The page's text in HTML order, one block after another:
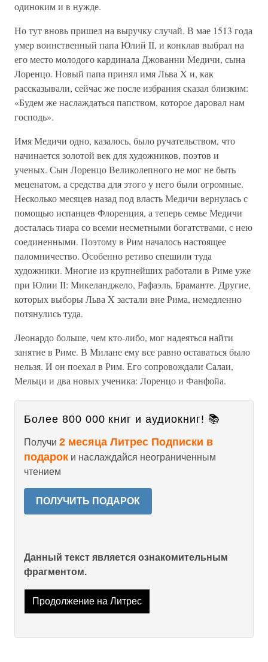
одиноким и в нужде.
Но тут вновь пришел на выручку случай. В мае 1513 года
умер воинственный папа Юлий II, и конклав выбрал на
его место молодого кардинала Джованни Медичи, сына
Лоренцо. Новый папа принял имя Льва X и, как
рассказывали, сейчас же после избрания сказал близким:
«Будем же наслаждаться папством, которое даровал нам
господь».
Имя Медичи одно, казалось, было ручательством, что
начинается золотой век для художников, поэтов и
ученых. Сын Лоренцо Великолепного не мог не быть
меценатом, а средства для этого у него были огромные.
Несколько месяцев назад под власть Медичи вернулась с
помощью испанцев Флоренция, а теперь семье Медичи
досталась тиара со всеми несметными богатствами, с нею
соединенными. Поэтому в Рим началось настоящее
паломничество. Особенно ретиво спешили туда
художники. Многие из крупнейших работали в Риме уже
при Юлии II: Микеланджело, Рафаэль, Браманте. Другие,
которых выборы Льва X застали вне Рима, немедленно
потянулись туда.
Леонардо больше, чем кто-либо, мог надеяться найти
занятие в Риме. В Милане ему все равно оставаться было
нельзя. И он поехал в Рим. Его сопровождали Салаи,
Мельци и два новых ученика: Лоренцо и Фанфойа.
Более 800 000 книг и аудиокниг! 📚
Получи 2 месяца Литрес Подписки в
подарок и наслаждайся неограниченным
чтением
ПОЛУЧИТЬ ПОДАРОК
Данный текст является ознакомительным
фрагментом.
Продолжение на Литрес